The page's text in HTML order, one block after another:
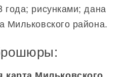
рисунками; дана
Мильковского района.